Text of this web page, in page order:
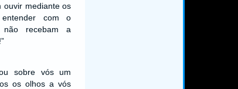
ouvir mediante os
com o
recebam a
sobre vós um
os olhos a vós